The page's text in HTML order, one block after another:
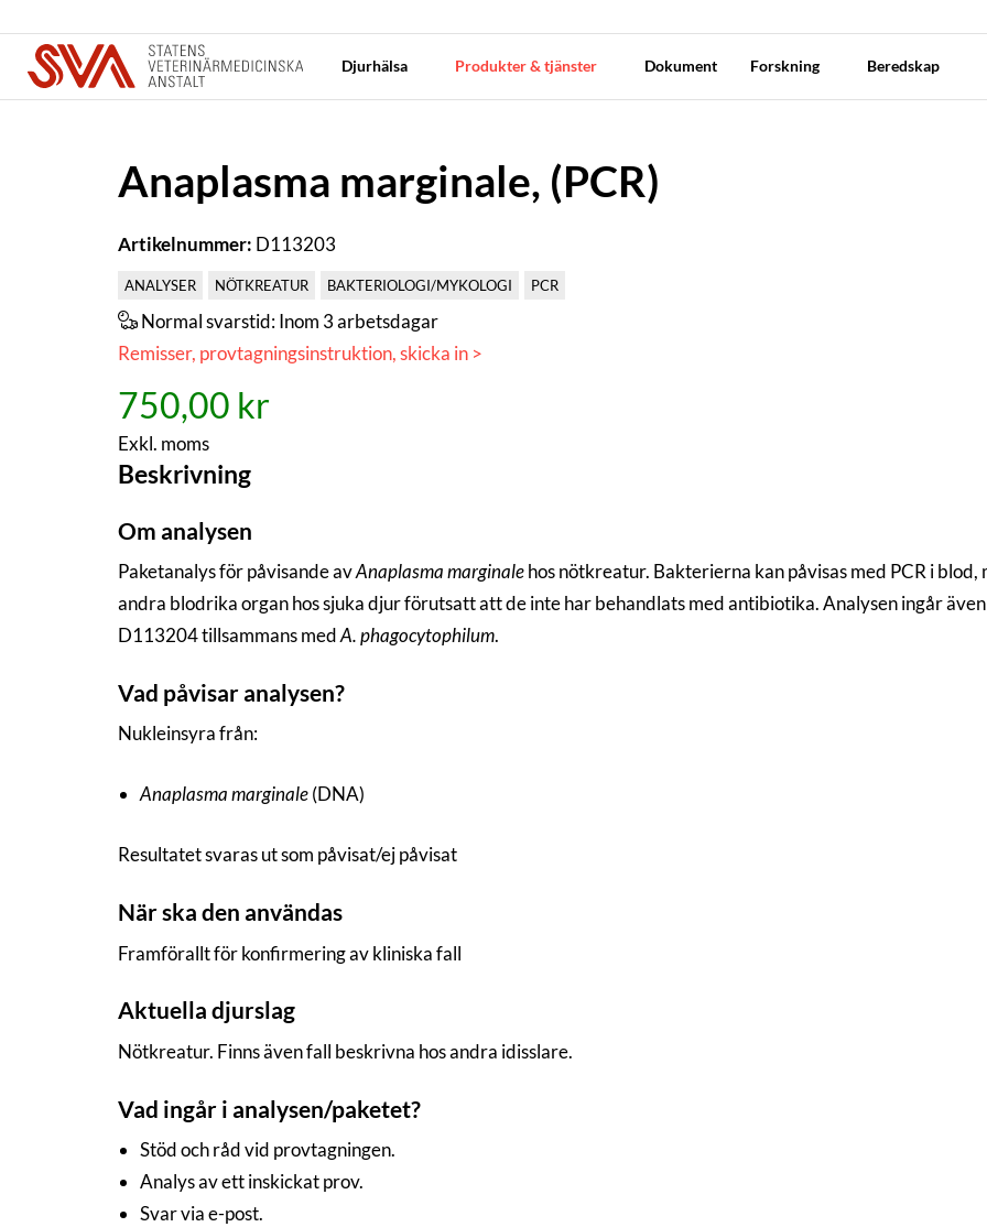
Djurhälsa Produkter & tjänster Dokument Forskning Beredskap
Anaplasma marginale, (PCR)
Artikelnummer: D113203
ANALYSER NÖTKREATUR BAKTERIOLOGI/MYKOLOGI PCR
Normal svarstid:Inom 3 arbetsdagar
Remisser, provtagningsinstruktion, skicka in >
750,00 kr
Exkl. moms
Beskrivning
Om analysen
Paketanalys för påvisande avAnaplasma marginalehos nötkreatur. Bakterierna kan påvisas med PCR i blod,
andra blodrika organ hos sjuka djur förutsatt att de inte har behandlats med antibiotika. Analysen ingår
D113204 tillsammans medA. phagocytophilum.
Vad påvisar analysen?
Nukleinsyra från:
Anaplasma marginale(DNA)
Resultatet svaras ut som påvisat/ej påvisat
När ska den användas
Framförallt för konfirmering av kliniska fall
Aktuella djurslag
Nötkreatur. Finns även fall beskrivna hos andra idisslare.
Vad ingår i analysen/paketet?
Stöd och råd vid provtagningen.
Analys av ett inskickat prov.
Svar via e-post.